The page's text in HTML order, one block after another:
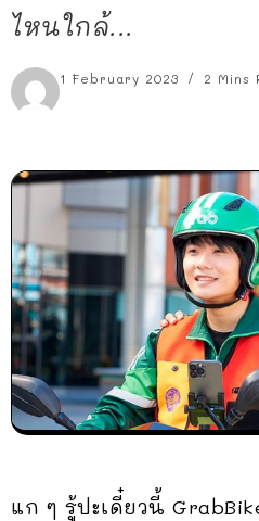
ไหนใกล้...
1 February 2023 2 Mins
แก ๆ รู้ปะเดี๋ยวนี้